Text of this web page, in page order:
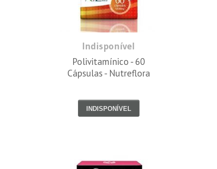
Indisponível
Polivitamínico - 60
Cápsulas - Nutreflora
INDISPONÍVEL